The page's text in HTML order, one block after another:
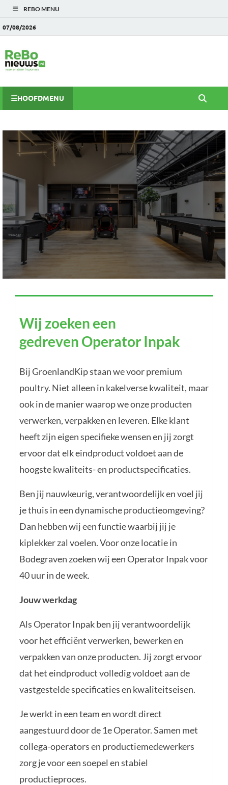
REBO MENU
07/08/2026
HOOFDMENU
gedreven Operator Inpak
Groenland Kip — Bodegraven
Wij zoeken een
gedreven Operator Inpak
BijGroenlandKipstaan we voor premium
poultry. Niet alleen in kakelverse kwaliteit, maar
ook in de manier waarop we onze producten
verwerken, verpakken en leveren. Elke klant
heeft zijn eigen specifieke wensen en jij zorgt
ervoor dat elk eindproduct voldoet aan de
hoogste kwaliteits- en productspecificaties.
Ben jij nauwkeurig, verantwoordelijk en voel jij
je thuis in een dynamische productieomgeving?
Dan hebben wij een functie waarbij jij je
kiplekker zal voelen.Voor onze locatie in
Bodegraven zoeken wij eenOperator Inpakvoor
40 uur in de week.
Jouw werkdag
Als Operator Inpak ben jij verantwoordelijk
voor het efficiënt verwerken, bewerken en
verpakken van onze producten. Jij zorgt ervoor
dat het eindproduct volledig voldoet aan de
vastgestelde specificaties en kwaliteitseisen.
Je werkt in een team en wordt direct
aangestuurd door de 1e Operator. Samen met
collega-operators en productiemedewerkers
zorg je voor een soepel en stabiel
productieproces.